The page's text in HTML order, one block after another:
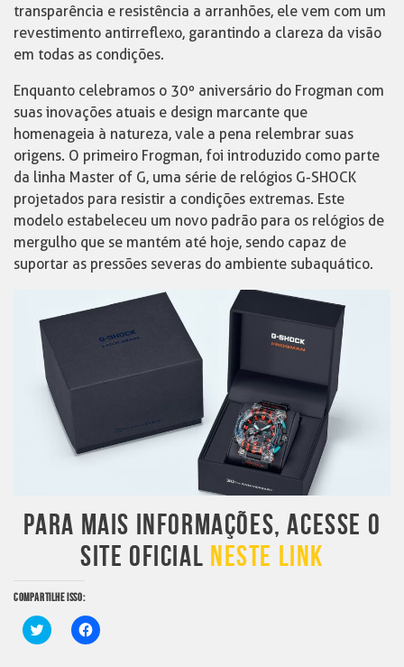
transparência e resistência a arranhões, ele vem com um
revestimento antirreflexo, garantindo a clareza da visão
em todas as condições.
Enquanto celebramos o 30º aniversário do Frogman com
suas inovações atuais e design marcante que
homenageia à natureza, vale a pena relembrar suas
origens. O primeiro Frogman, foi introduzido como parte
da linha Master of G, uma série de relógios G-SHOCK
projetados para resistir a condições extremas. Este
modelo estabeleceu um novo padrão para os relógios de
mergulho que se mantém até hoje, sendo capaz de
suportar as pressões severas do ambiente subaquático.
PARA MAIS INFORMAÇÕES, ACESSE O
SITE OFICIAL NESTE LINK
COMPARTILHE ISSO:
Clique
para
Clique
para